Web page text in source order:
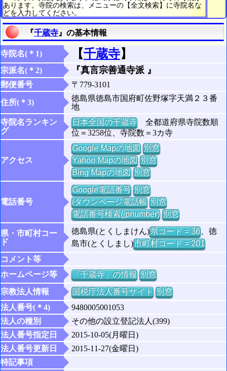
あります。寺院の検索は、メニューの【全文検索】に寺院名な
どを入力してください。
『千蔵寺 』の基本情報
寺院名(＊1) 【千蔵寺】
宗派名(＊2) 『真言宗善通寺派 』
郵便番号 〒779-3101
住所(＊3)
徳島県徳島市国府町佐野塚字天満２３番
地
寺院名ランキン
グ
日本全国の千蔵寺全都道府県寺院数順
位＝3258位、寺院数＝3カ寺
アクセス
Google Mapの地図 別窓
Yahoo Mapの地図 別窓
Bing Mapの地図 別窓
電話番号
Google電話番号 別窓
iタウンページ電話帳 別窓
電話番号検索(jpnumber) 別窓
県・市町村コー
ド
徳島県(とくしまけん)県コード = 36、徳
島市(とくしまし)市町村コード = 201
コメント等
ホームページ等
「千蔵寺」の情報 別窓
宗教法人情報
国税庁法人番号サイト 別窓
法人番号(＊4)
9480005001053
法人の種別
その他の設立登記法人(399)
法人番号指定日
2015-10-05(月曜日)
法人番号更新日
2015-11-27(金曜日)
特記事項